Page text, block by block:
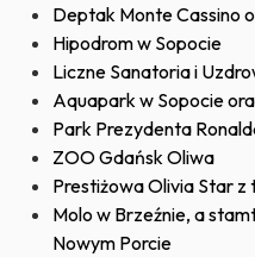
Deptak Monte Cassino
Hipodrom w Sopocie
Liczne Sanatoria i
Aquapark w Sopocie
Park Prezydenta
ZOO Gdańsk Oliwa
Prestiżowa Olivia Star
Molo w Brzeźnie, a
Nowym Porcie